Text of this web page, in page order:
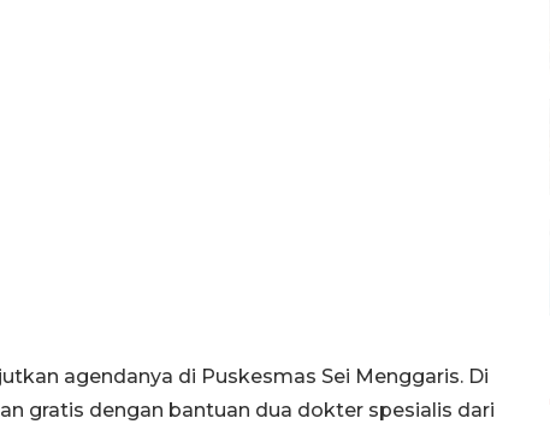
agendanya di Puskesmas Sei Menggaris. Di
gratis dengan bantuan dua dokter spesialis dari